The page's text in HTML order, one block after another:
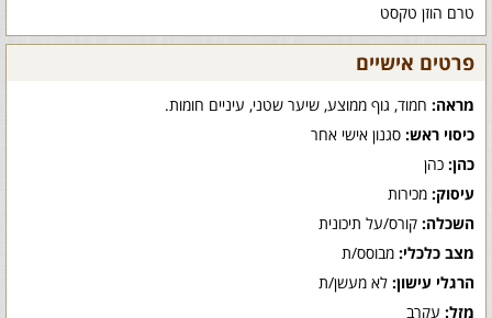
טרם הוזן טקסט
פרטים אישיים
מראה: חמוד, גוף ממוצע, שיער שטני, עיניים חומות.
כיסוי ראש: סגנון אישי אחר
כהן: כהן
עיסוק: מכירות
השכלה: קורס/על תיכונית
מצב כלכלי: מבוסס/ת
הרגלי עישון: לא מעשן/ת
מזל: עקרב